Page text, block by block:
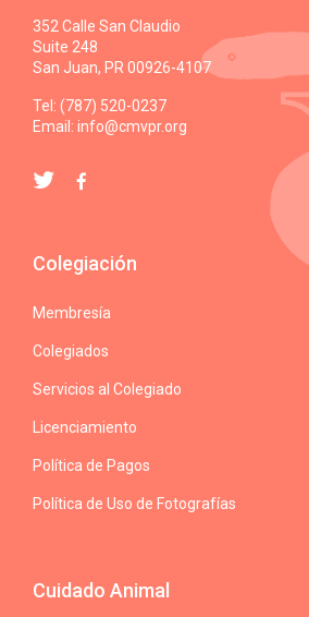
352 Calle San Claudio
Suite 248
San Juan, PR 00926-4107
Tel: (787) 520-0237
Email: info@cmvpr.org
Colegiación
Membresía
Colegiados
Servicios al Colegiado
Licenciamiento
Política de Pagos
Política de Uso de Fotografías
Cuidado Animal